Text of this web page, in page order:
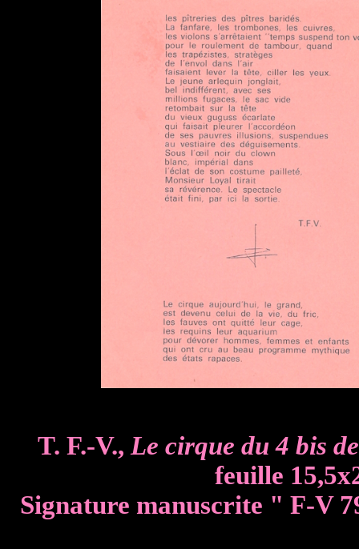
T. F.-V., Le cirque du 4 bis
feuille
Signature manuscrite " F-V